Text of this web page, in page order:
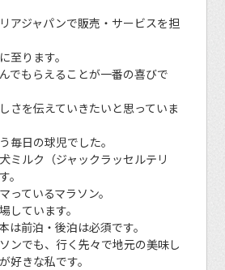
アジャパンで販売・サービスを担
至ります。
でもらえることが一番の喜びで
さを伝えていきたいと思っていま
毎日の球児でした。
ミルク（ジャックラッセルテリ
。
っているマラソン。
しています。
は前泊・後泊は必須です。
ンでも、行く先々で地元の美味し
好きな私です。